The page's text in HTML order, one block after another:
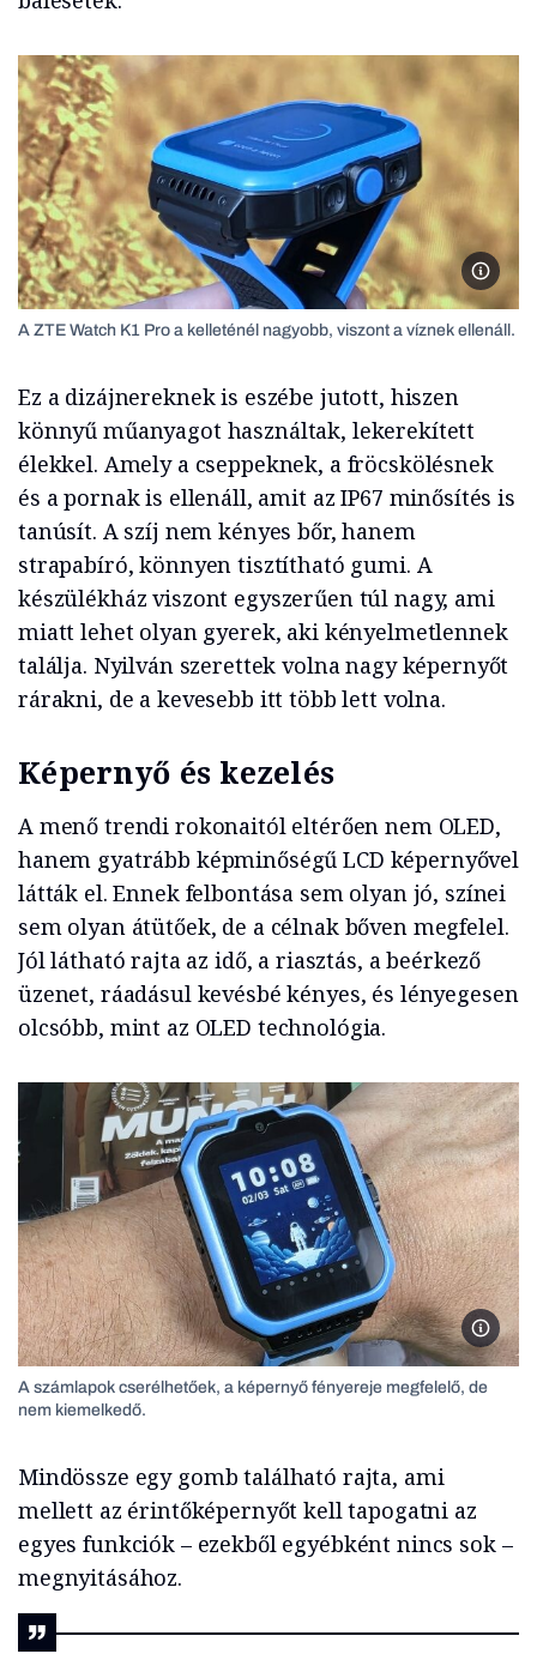
A ZTE
A ZTE Watch K1 Pro a kelleténél nagyobb, viszont a víznek ellenáll.
Ez a dizájnereknek is eszébe jutott, hiszen
könnyű műanyagot használtak, lekerekített
élekkel. Amely a cseppeknek, a fröcskölésnek
és a pornak is ellenáll, amit az IP67 minősítés is
tanúsít. A szíj nem kényes bőr, hanem
strapabíró, könnyen tisztítható gumi. A
készülékház viszont egyszerűen túl nagy, ami
miatt lehet olyan gyerek, aki kényelmetlennek
találja. Nyilván szerettek volna nagy képernyőt
rárakni, de a kevesebb itt több lett volna.
Képernyő és kezelés
A menő trendi rokonaitól eltérően nem OLED,
hanem gyatrább képminőségű LCD képernyővel
látták el. Ennek felbontása sem olyan jó, színei
sem olyan átütőek, de a célnak bőven megfelel.
Jól látható rajta az idő, a riasztás, a beérkező
üzenet, ráadásul kevésbé kényes, és lényegesen
olcsóbb, mint az OLED technológia.
Szalai
A számlapok cserélhetőek, a képernyő fényereje megfelelő, de
nem kiemelkedő.
Mindössze egy gomb található rajta, ami
mellett az érintőképernyőt kell tapogatni az
egyes funkciók – ezekből egyébként nincs sok –
megnyitásához.